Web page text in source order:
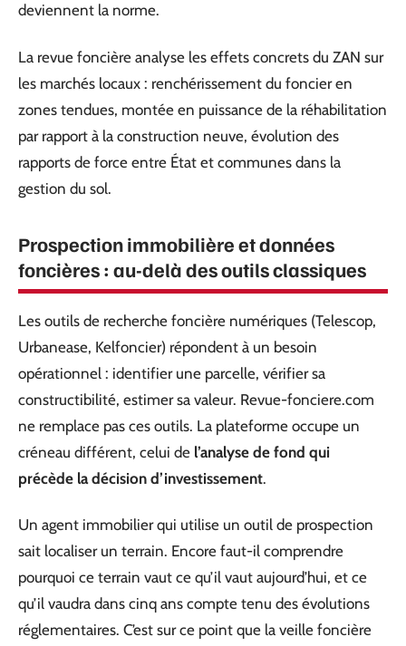
deviennent la norme.
La revue foncière analyse les effets concrets du ZAN sur
les marchés locaux : renchérissement du foncier en
zones tendues, montée en puissance de la réhabilitation
par rapport à la construction neuve, évolution des
rapports de force entre État et communes dans la
gestion du sol.
Prospection immobilière et données
foncières : au-delà des outils classiques
Les outils de recherche foncière numériques (Telescop,
Urbanease, Kelfoncier) répondent à un besoin
opérationnel : identifier une parcelle, vérifier sa
constructibilité, estimer sa valeur. Revue-fonciere.com
ne remplace pas ces outils. La plateforme occupe un
créneau différent, celui de l’analyse de fond qui
précède la décision d’investissement.
Un agent immobilier qui utilise un outil de prospection
sait localiser un terrain. Encore faut-il comprendre
pourquoi ce terrain vaut ce qu’il vaut aujourd’hui, et ce
qu’il vaudra dans cinq ans compte tenu des évolutions
réglementaires. C’est sur ce point que la veille foncière